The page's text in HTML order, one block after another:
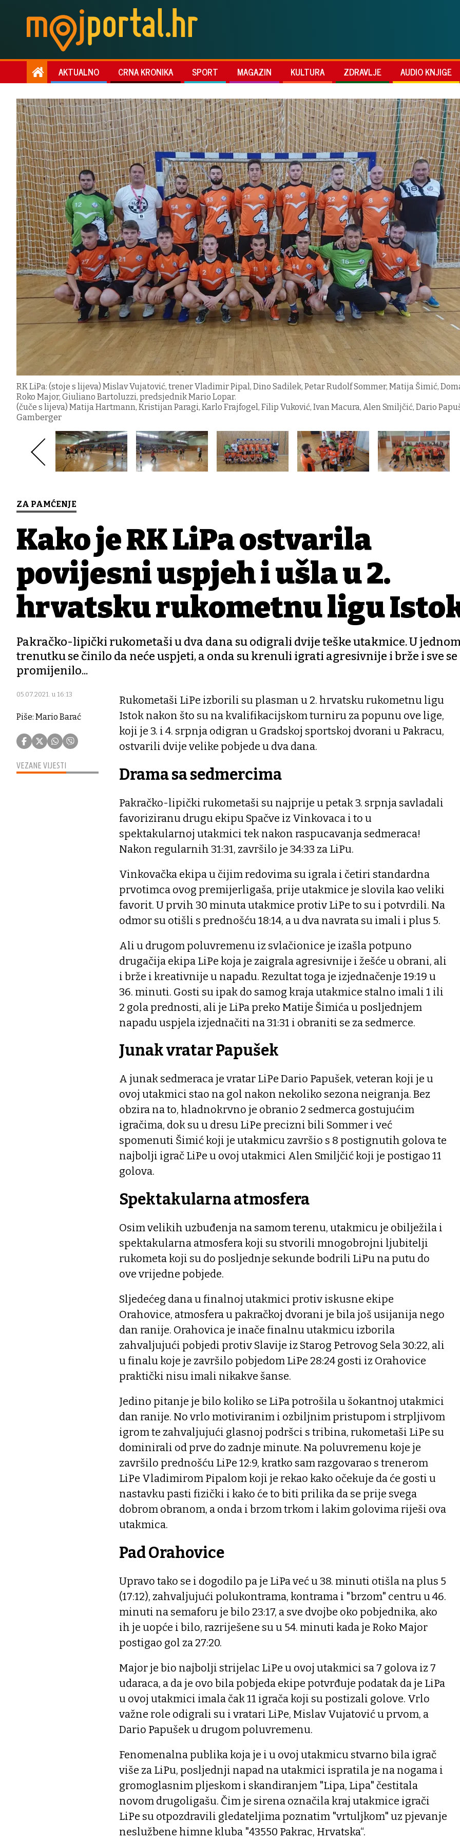
AKTUALNO CRNA KRONIKA SPORT MAGAZIN KULTURA ZDRAVLJE AUDIO KNJIGE
RK LiPa: (stoje s lijeva) Mislav Vujatović, trener Vladimir Pipal, Dino Sadilek, Petar Rudolf Sommer, Matija Šimić,
Roko Major, Giuliano Bartoluzzi, predsjednik Mario Lopar.
(čuče s lijeva) Matija Hartmann, Kristijan Paragi, Karlo Frajfogel, Filip Vuković, Ivan Macura, Alen Smiljčić, Dario
Gamberger
ZA PAMĆENJE
Kako je RK LiPa ostvarila
povijesni uspjeh i ušla u 2.
hrvatsku rukometnu ligu
Pakračko-lipički rukometaši u dva dana su odigrali dvije teške utakmice. U
trenutku se činilo da neće uspjeti, a onda su krenuli igrati agresivnije i brže i sve se
promijenilo...
05.07.2021. u 16:13
Piše: Mario Barać
VEZANE VIJESTI
Rukometaši LiPe izborili su plasman u 2. hrvatsku rukometnu ligu
Istok nakon što su na kvalifikacijskom turniru za popunu ove lige,
koji je 3. i 4. srpnja odigran u Gradskoj sportskoj dvorani u Pakracu,
ostvarili dvije velike pobjede u dva dana.
Drama sa sedmercima
Pakračko-lipički rukometaši su najprije u petak 3. srpnja savladali
favoriziranu drugu ekipu Spačve iz Vinkovaca i to u
spektakularnoj utakmici tek nakon raspucavanja sedmeraca!
Nakon regularnih 31:31, završilo je 34:33 za LiPu.
Vinkovačka ekipa u čijim redovima su igrala i četiri standardna
prvotimca ovog premijerligaša, prije utakmice je slovila kao veliki
favorit. U prvih 30 minuta utakmice protiv LiPe to su i potvrdili. Na
odmor su otišli s prednošću 18:14, a u dva navrata su imali i plus 5.
Ali u drugom poluvremenu iz svlačionice je izašla potpuno
drugačija ekipa LiPe koja je zaigrala agresivnije i žešće u obrani, ali
i brže i kreativnije u napadu. Rezultat toga je izjednačenje 19:19 u
36. minuti. Gosti su ipak do samog kraja utakmice stalno imali 1 ili
2 gola prednosti, ali je LiPa preko Matije Šimića u posljednjem
napadu uspjela izjednačiti na 31:31 i obraniti se za sedmerce.
Junak vratar Papušek
A junak sedmeraca je vratar LiPe Dario Papušek, veteran koji je u
ovoj utakmici stao na gol nakon nekoliko sezona neigranja. Bez
obzira na to, hladnokrvno je obranio 2 sedmerca gostujućim
igračima, dok su u dresu LiPe precizni bili Sommer i već
spomenuti Šimić koji je utakmicu završio s 8 postignutih golova te
najbolji igrač LiPe u ovoj utakmici Alen Smiljčić koji je postigao 11
golova.
Spektakularna atmosfera
Osim velikih uzbuđenja na samom terenu, utakmicu je obilježila i
spektakularna atmosfera koji su stvorili mnogobrojni ljubitelji
rukometa koji su do posljednje sekunde bodrili LiPu na putu do
ove vrijedne pobjede.
Sljedećeg dana u finalnoj utakmici protiv iskusne ekipe
Orahovice, atmosfera u pakračkoj dvorani je bila još usijanija nego
dan ranije. Orahovica je inače finalnu utakmicu izborila
zahvaljujući pobjedi protiv Slavije iz Starog Petrovog Sela 30:22, ali
u finalu koje je završilo pobjedom LiPe 28:24 gosti iz Orahovice
praktički nisu imali nikakve šanse.
Jedino pitanje je bilo koliko se LiPa potrošila u šokantnoj utakmici
dan ranije. No vrlo motiviranim i ozbiljnim pristupom i strpljivom
igrom te zahvaljujući glasnoj podršci s tribina, rukometaši LiPe su
dominirali od prve do zadnje minute. Na poluvremenu koje je
završilo prednošću LiPe 12:9, kratko sam razgovarao s trenerom
LiPe Vladimirom Pipalom koji je rekao kako očekuje da će gosti u
nastavku pasti fizički i kako će to biti prilika da se prije svega
dobrom obranom, a onda i brzom trkom i lakim golovima riješi ova
utakmica.
Pad Orahovice
Upravo tako se i dogodilo pa je LiPa već u 38. minuti otišla na plus 5
(17:12), zahvaljujući polukontrama, kontrama i "brzom" centru u 46.
minuti na semaforu je bilo 23:17, a sve dvojbe oko pobjednika, ako
ih je uopće i bilo, razriješene su u 54. minuti kada je Roko Major
postigao gol za 27:20.
Major je bio najbolji strijelac LiPe u ovoj utakmici sa 7 golova iz 7
udaraca, a da je ovo bila pobjeda ekipe potvrđuje podatak da je LiPa
u ovoj utakmici imala čak 11 igrača koji su postizali golove. Vrlo
važne role odigrali su i vratari LiPe, Mislav Vujatović u prvom, a
Dario Papušek u drugom poluvremenu.
Fenomenalna publika koja je i u ovoj utakmicu stvarno bila igrač
više za LiPu, posljednji napad na utakmici ispratila je na nogama i
gromoglasnim pljeskom i skandiranjem "Lipa, Lipa" čestitala
novom drugoligašu. Čim je sirena označila kraj utakmice igrači
LiPe su otpozdravili gledateljima poznatim "vrtuljkom" uz pjevanje
neslužbene himne kluba "43550 Pakrac, Hrvatska“.